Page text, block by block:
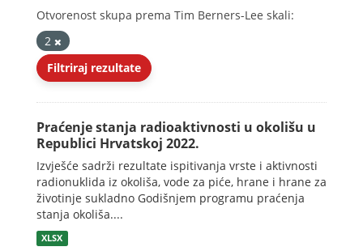
Otvorenost skupa prema Tim Berners-Lee skali:
2
Filtriraj rezultate
Praćenje stanja radioaktivnosti u okolišu u
Republici Hrvatskoj 2022.
Izvješće sadrži rezultate ispitivanja vrste i aktivnosti
radionuklida iz okoliša, vode za piće, hrane i hrane za
životinje sukladno Godišnjem programu praćenja
stanja okoliša....
XLSX